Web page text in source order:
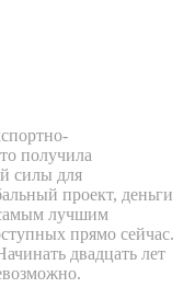
получила
силы для
проект, деньги
лучшим
прямо сейчас.
двадцать лет